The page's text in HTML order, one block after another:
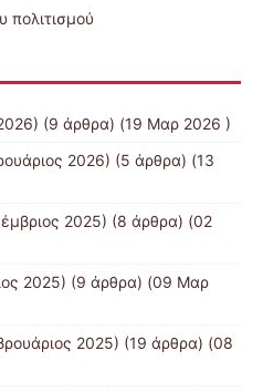
πολιτισμού
(9 άρθρα) (19 Μαρ 2026 )
2026) (5 άρθρα) (13
2025) (8 άρθρα) (02
2025) (9 άρθρα) (09 Μαρ
2025) (19 άρθρα) (08